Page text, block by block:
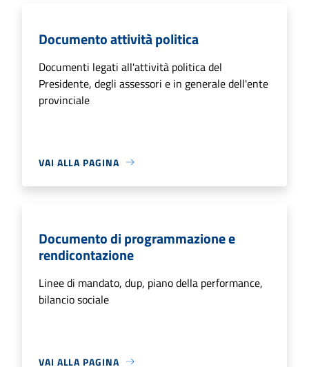
Documento attività politica
Documenti legati all'attività politica del
Presidente, degli assessori e in generale dell'ente
provinciale
VAI ALLA PAGINA
Documento di programmazione e
rendicontazione
Linee di mandato, dup, piano della performance,
bilancio sociale
VAI ALLA PAGINA